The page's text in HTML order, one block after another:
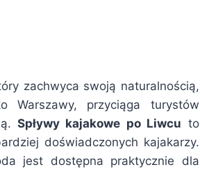
zachwyca swoją naturalnością,
Warszawy, przyciąga turystów
Spływy kajakowe po Liwcu to
doświadczonych kajakarzy.
jest dostępna praktycznie dla